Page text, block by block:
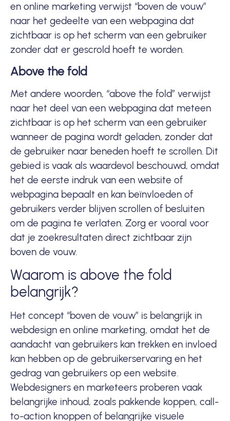
en online marketing verwijst “boven de vouw”
naar het gedeelte van een webpagina dat
zichtbaar is op het scherm van een gebruiker
zonder dat er gescrold hoeft te worden.
Above the fold
Met andere woorden, “above the fold” verwijst
naar het deel van een webpagina dat meteen
zichtbaar is op het scherm van een gebruiker
wanneer de pagina wordt geladen, zonder dat
de gebruiker naar beneden hoeft te scrollen. Dit
gebied is vaak als waardevol beschouwd, omdat
het de eerste indruk van een website of
webpagina bepaalt en kan beïnvloeden of
gebruikers verder blijven scrollen of besluiten
om de pagina te verlaten. Zorg er vooral voor
dat je zoekresultaten direct zichtbaar zijn
boven de vouw.
Waarom is above the fold
belangrijk?
Het concept “boven de vouw” is belangrijk in
webdesign en online marketing, omdat het de
aandacht van gebruikers kan trekken en invloed
kan hebben op de gebruikerservaring en het
gedrag van gebruikers op een website.
Webdesigners en marketeers proberen vaak
belangrijke inhoud, zoals pakkende koppen, call-
to-action knoppen of belangrijke visuele